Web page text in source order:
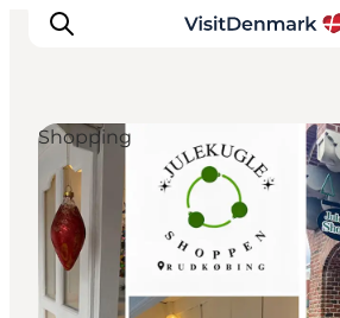
Ispirazioni
Dove andare
Cosa fare
Dove dormire
Shopping